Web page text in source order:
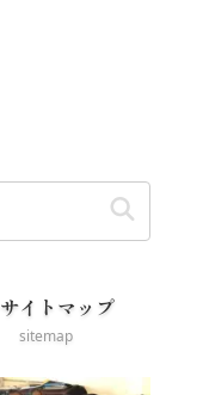
サイトマップ
sitemap